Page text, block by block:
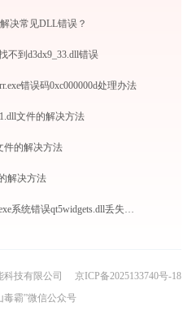
决常见DLL错误？
不到d3dx9_33.dll错误
错误码0xc000000d处理办法
文件的解决方法
件的解决方法
解决方法
Windows控制面板 Control.exe系统错误qt5widgets.dll丢失如何解决
科技有限公司
京ICP备2025133740号-18
毒霸”微信公众号